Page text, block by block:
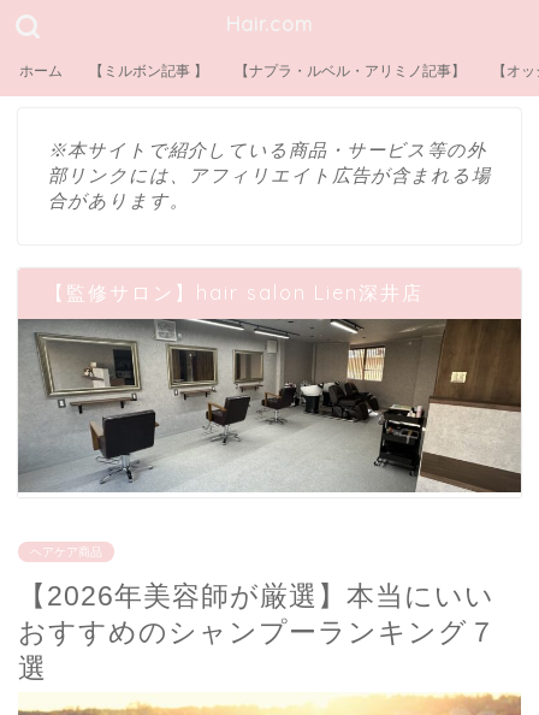
Hair.com
ホーム 【ミルボン記事 】 【ナプラ・ルベル・アリミノ記事】 【オ
※本サイトで紹介している商品・サービス等の外
部リンクには、アフィリエイト広告が含まれる場
合があります。
【監修サロン】hair salon Lien深井店
ヘアケア商品
【2026年美容師が厳選】本当にいい
おすすめのシャンプーランキング７
選